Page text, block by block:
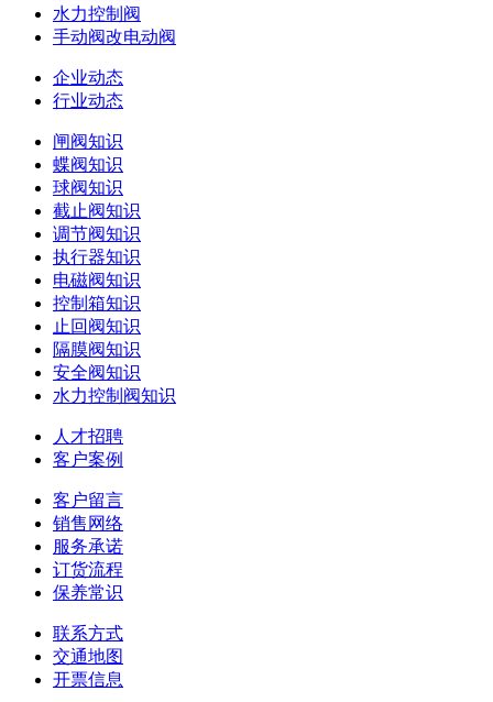
水力控制阀
手动阀改电动阀
企业动态
行业动态
闸阀知识
蝶阀知识
球阀知识
截止阀知识
调节阀知识
执行器知识
电磁阀知识
控制箱知识
止回阀知识
隔膜阀知识
安全阀知识
水力控制阀知识
人才招聘
客户案例
客户留言
销售网络
服务承诺
订货流程
保养常识
联系方式
交通地图
开票信息